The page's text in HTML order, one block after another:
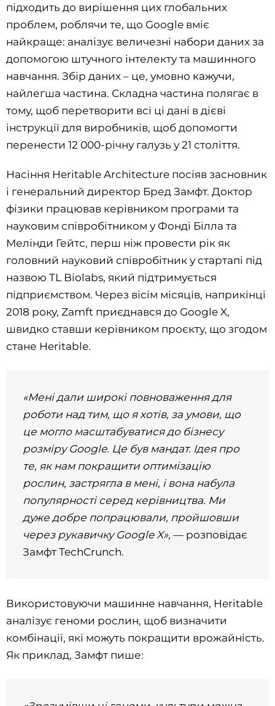
підходить до вирішення цих глобальних
проблем, роблячи те, що Google вміє
найкраще: аналізує величезні набори даних за
допомогою штучного інтелекту та машинного
навчання. Збір даних – це, умовно кажучи,
найлегша частина. Складна частина полягає в
тому, щоб перетворити всі ці дані в дієві
інструкції для виробників, щоб допомогти
перенести 12 000-річну галузь у 21 століття.
Насіння Heritable Architecture посіяв засновник
і генеральний директор Бред Замфт. Доктор
фізики працював керівником програми та
науковим співробітником у Фонді Білла та
Мелінди Гейтс, перш ніж провести рік як
головний науковий співробітник у стартапі під
назвою TL Biolabs, який підтримується
підприємством. Через вісім місяців, наприкінці
2018 року, Zamft приєднався до Google X,
швидко ставши керівником проєкту, що згодом
стане Heritable.
«Мені дали широкі повноваження для
роботи над тим, що я хотів, за умови, що
це могло масштабуватися до бізнесу
розміру Google. Це був мандат. Ідея про
те, як нам покращити оптимізацію
рослин, застрягла в мені, і вона набула
популярності серед керівництва. Ми
дуже добре попрацювали, пройшовши
через рукавичку Google X»,— розповідає
Замфт TechCrunch.
Використовуючи машинне навчання, Heritable
аналізує геноми рослин, щоб визначити
комбінації, які можуть покращити врожайність.
Як приклад, Замфт пише: